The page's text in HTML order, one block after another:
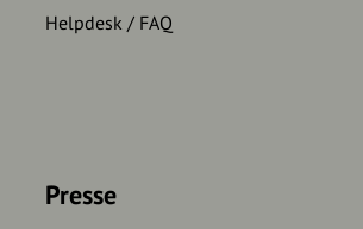
Helpdesk / FAQ
Presse